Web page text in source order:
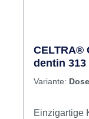
CELTRA®
dentin 313
Variante:
Einzigartige